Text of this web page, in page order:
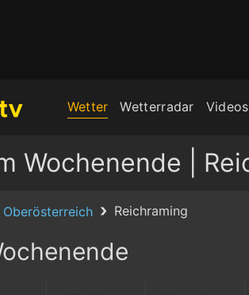
Wetter Wetterradar Videos
Oberösterreich Reichraming